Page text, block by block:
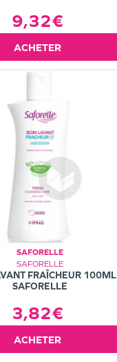
9,32€
ACHETER
SAFORELLE
SAFORELLE
FRAÎCHEUR 100ML
SAFORELLE
3,82€
ACHETER